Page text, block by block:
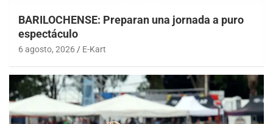
BARILOCHENSE: Preparan una jornada a puro
espectáculo
6 agosto, 2026 E-Kart